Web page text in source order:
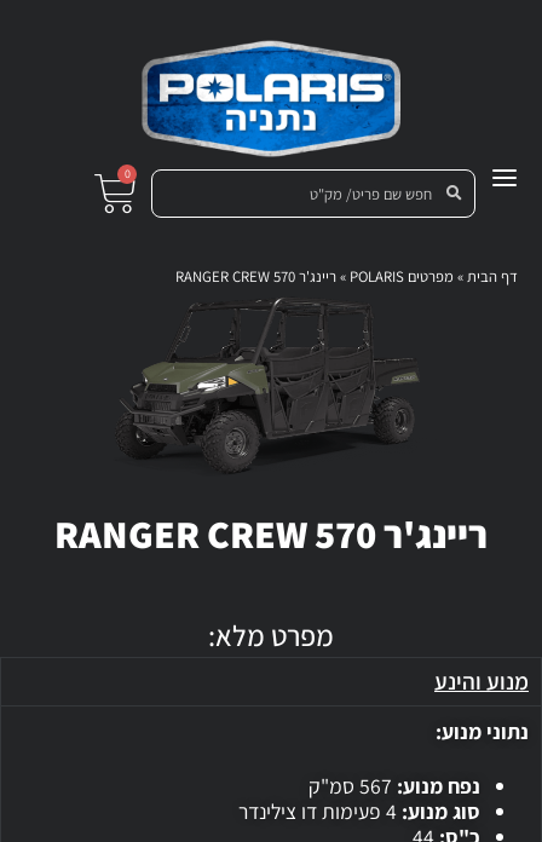
0
ריינג'ר RANGER CREW 570
דף הבית» מפרטים POLARIS »ריינג'ר RANGER CREW 570
מפרט מלא:
מנוע והינע
נתוני מנוע:
נפח מנוע:
סוג מנוע:
כ"ס: